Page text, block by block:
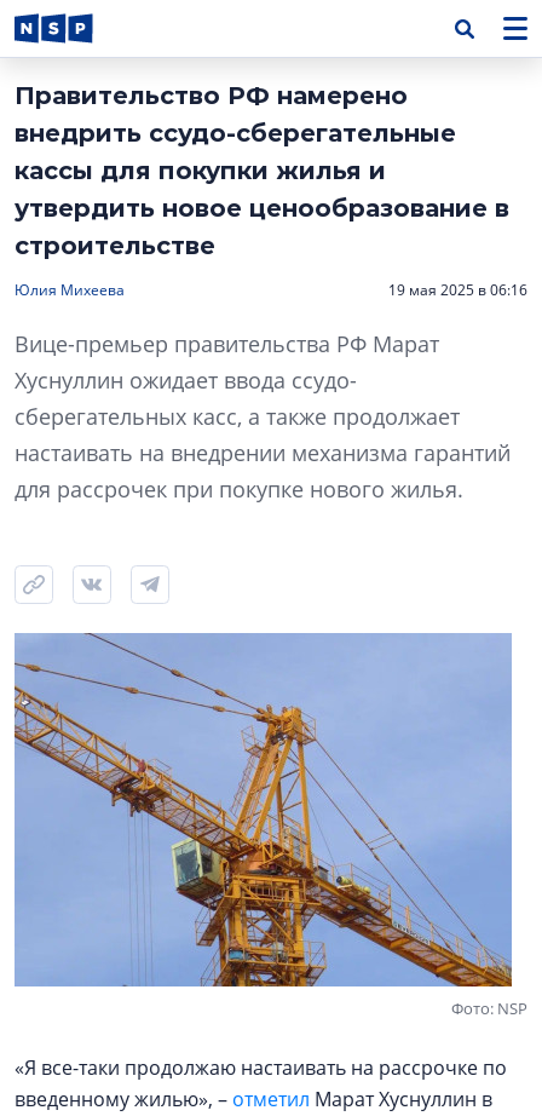
Правительство РФ намерено
внедрить ссудо-сберегательные
кассы для покупки жилья и
утвердить новое ценообразование в
строительстве
Юлия Михеева 19 мая 2025 в 06:16
Вице-премьер правительства РФ Марат
Хуснуллин ожидает ввода ссудо-
сберегательных касс, а также продолжает
настаивать на внедрении механизма гарантий
для рассрочек при покупке нового жилья.
Фото: NSP
«Я все-таки продолжаю настаивать на рассрочке по
введенному жилью», – отметил Марат Хуснуллин в